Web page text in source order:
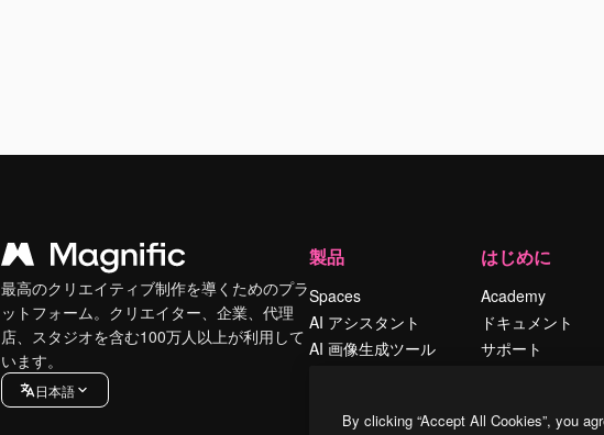
最高のクリエイティブ制作を導くためのプラ
ットフォーム。クリエイター、企業、代理
店、スタジオを含む100万人以上が利用して
います。
日本語
製品
Spaces
AI アシスタント
AI 画像生成ツール
ストックコンテン
はじめに
Academy
ドキュメント
サポート
シー
By clicking “Accept All Cookies”, you